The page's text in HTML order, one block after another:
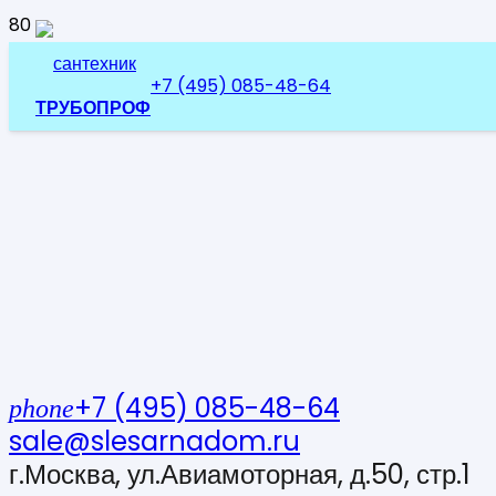
ТРУБОПРОФ
+7 (495) 085-48-64
phone+7 (495) 085-48-64
sale@slesarnadom.ru
г.Москва, ул.Авиамоторная, д.50, стр.1